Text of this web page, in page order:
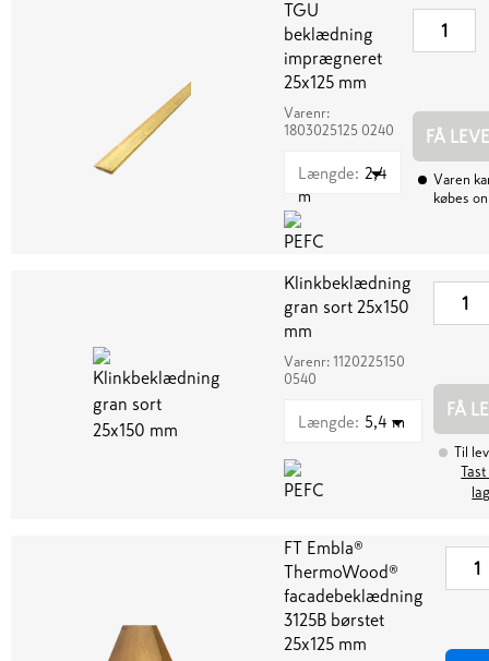
TGU
beklædning
imprægneret
25x125 mm
Varenr:
1803025125 0240
Længde: 2,4
m
FÅ
Varen
købes
Klinkbeklædning
gran sort 25x150
mm
Varenr: 1120225150
0540
Længde: 5,4 m
FÅ
Til
FT Embla®
ThermoWood®
facadebeklædning
3125B børstet
25x125 mm